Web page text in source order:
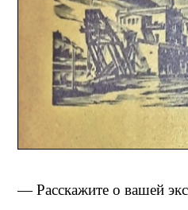
— Расскажите о вашей